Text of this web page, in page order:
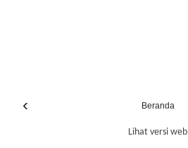
‹ Beranda
Lihat versi web